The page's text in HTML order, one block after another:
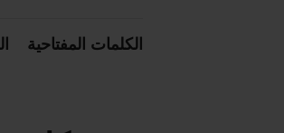
الكلمات المفتاحية